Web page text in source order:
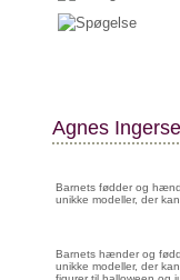
Agnes
Barnets fødder og
unikke modeller, der
Barnets hænder og
unikke modeller, der